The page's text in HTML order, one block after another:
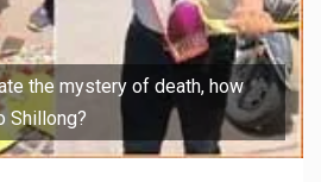
the mystery of death, how
Shillong?